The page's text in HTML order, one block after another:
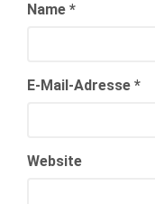
Name *
E-Mail-Adresse *
Website